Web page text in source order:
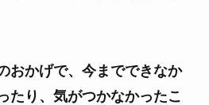
おかげで、今までできなか
たり、気がつかなかったこ